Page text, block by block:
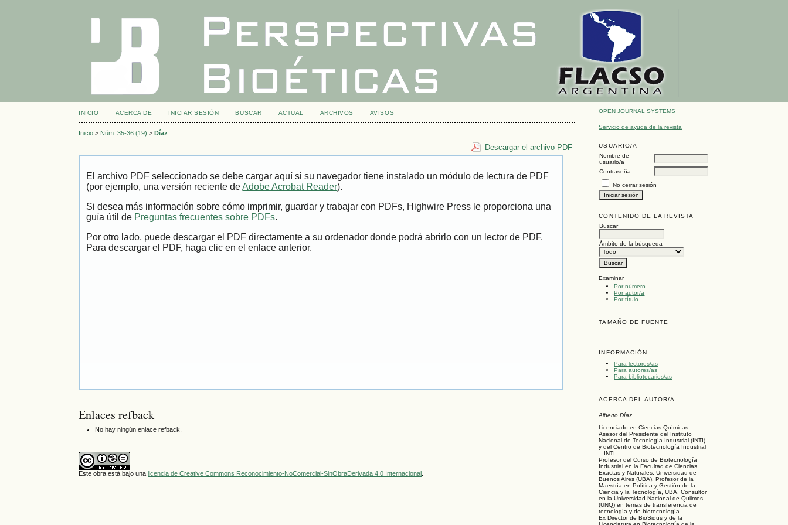
OPEN JOURNAL SYSTEMS
Servicio de ayuda de la revista
USUARIO/A
Nombre de
usuario/a
Contraseña
No cerrar sesión
CONTENIDO DE LA REVISTA
Buscar
Ámbito de la búsqueda
Examinar
Por número
Por autor/a
Por título
TAMAÑO DE FUENTE
INFORMACIÓN
Para lectores/as
Para autores/as
Para bibliotecarios/as
ACERCA DEL AUTOR/A
Alberto Díaz
Licenciado en Ciencias Químicas.
Asesor del Presidente del Instituto
Nacional de Tecnología Industrial (INTI)
y del Centro de Biotecnología Industrial
– INTI.
Profesor del Curso de Biotecnología
Industrial en la Facultad de Ciencias
Exactas y Naturales, Universidad de
Buenos Aires (UBA). Profesor de la
Maestría en Política y Gestión de la
Ciencia y la Tecnología, UBA. Consultor
en la Universidad Nacional de Quilmes
(UNQ) en temas de transferencia de
tecnología y de biotecnología.
Ex Director de BioSidus y de la
INICIO ACERCA DE INICIAR SESIÓN BUSCAR ACTUAL ARCHIVOS AVISOS
Inicio > Núm. 35-36 (19) >Díaz
Descargar el archivo PDF
El archivo PDF seleccionado se debe cargar aquí si su navegador tiene instalado un módulo de lectura de PDF
(por ejemplo, una versión reciente deAdobe Acrobat Reader).
Si desea más información sobre cómo imprimir, guardar y trabajar con PDFs, Highwire Press le proporciona una
guía útil de Preguntas frecuentes sobre PDFs.
Por otro lado, puede descargar el PDF directamente a su ordenador donde podrá abrirlo con un lector de PDF.
Para descargar el PDF, haga clic en el enlace anterior.
Enlaces refback
No hay ningún enlace refback.
Este obra está bajo unalicencia de Creative Commons Reconocimiento-NoComercial-SinObraDerivada 4.0 Internacional